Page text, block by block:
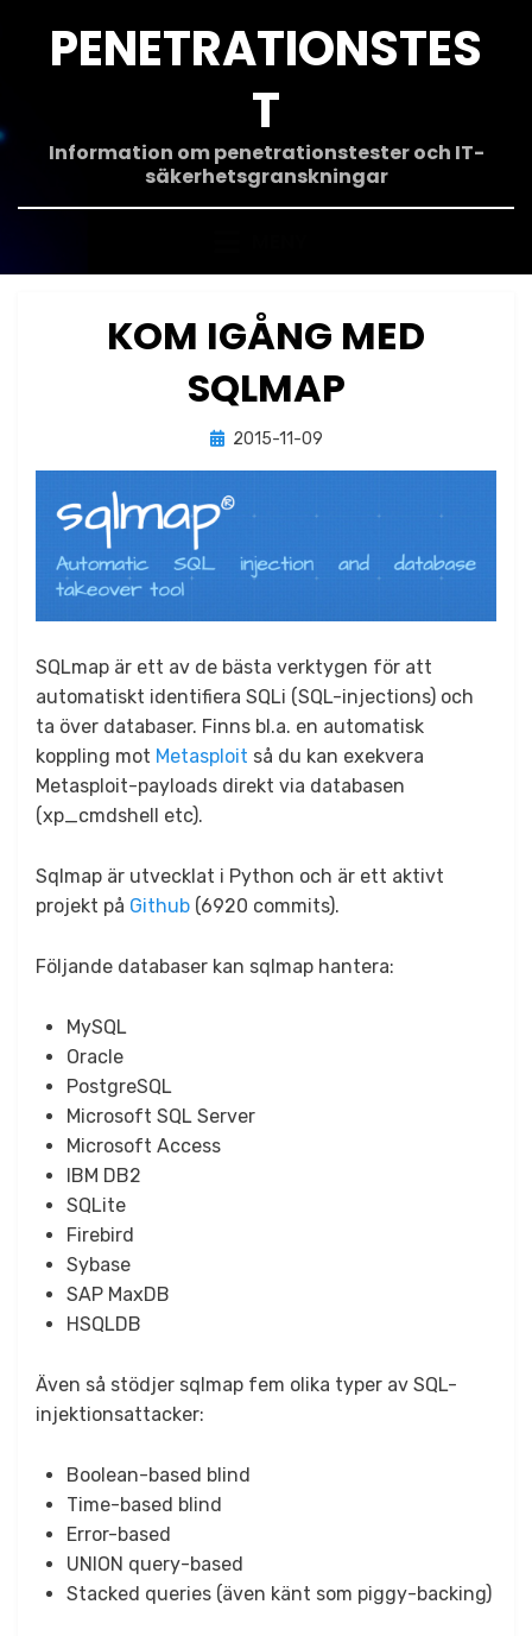
innehållPENETRATIONSTES
T
Information om penetrationstester och IT-
säkerhetsgranskningar
KOM IGÅNG MED
SQLMAP
avJonas Lejon
Publicerad
2015-11-09
SQLmap är ett av de bästa verktygen för att
automatiskt identifiera SQLi (SQL-injections) och
ta över databaser. Finns bl.a. en automatisk
koppling mot Metasploit så du kan exekvera
Metasploit-payloads direkt via databasen
(xp_cmdshell etc).
Sqlmap är utvecklat i Python och är ett aktivt
projekt på Github (6920 commits).
Följande databaser kan sqlmap hantera:
MySQL
Oracle
PostgreSQL
Microsoft SQL Server
Microsoft Access
IBM DB2
SQLite
Firebird
Sybase
SAP MaxDB
HSQLDB
Även så stödjer sqlmap fem olika typer av SQL-
injektionsattacker:
Boolean-based blind
Time-based blind
Error-based
UNION query-based
Stacked queries (även känt som piggy-backing)